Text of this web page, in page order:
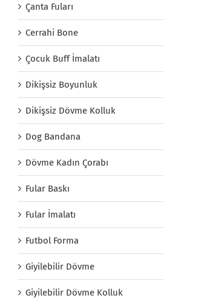
Çanta Fuları
Cerrahi Bone
Çocuk Buff İmalatı
Dikişsiz Boyunluk
Dikişsiz Dövme Kolluk
Dog Bandana
Dövme Kadın Çorabı
Fular Baskı
Fular İmalatı
Futbol Forma
Giyilebilir Dövme
Giyilebilir Dövme Kolluk